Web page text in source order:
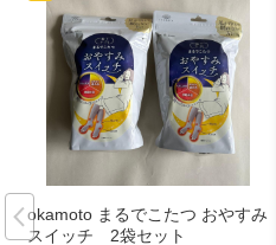
okamoto まるでこたつ おやすみ
スイッチ 2袋セット